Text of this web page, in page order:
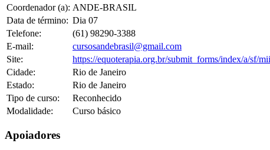
Coordenador (a): ANDE-BRASIL
Data de término: Dia 07
Telefone:
(61) 98290-3388
E-mail:
cursosandebrasil@gmail.com
Site:
https://equoterapia.org.br/submit_forms/index/a/sf/
Cidade:
Rio de Janeiro
Estado:
Rio de Janeiro
Tipo de curso:
Reconhecido
Modalidade:
Curso básico
Apoiadores